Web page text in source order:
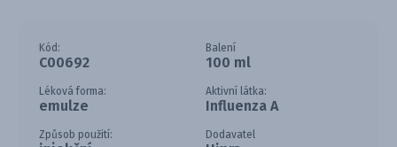
Kód:
C00692
Balení
100 ml
Léková forma:
emulze
Aktivní látka:
Influenza A
Způsob použití: Dodavatel